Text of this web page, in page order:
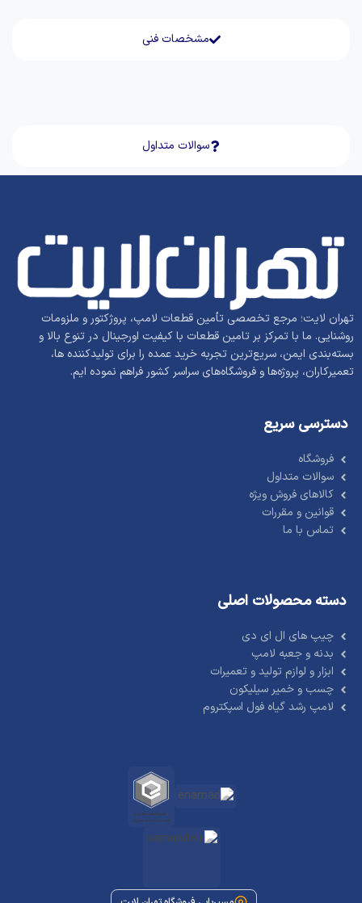
مشخصات فنی
سوالات متداول
تهران لایت؛ مرجع تخصصی تأمین قطعات لامپ، پروژکتور و ملزومات
روشنایی. ما با تمرکز بر تامین قطعات با کیفیت اورجینال در تنوع بالا و
بسته‌بندی ایمن، سریع‌ترین تجربه خرید عمده را برای تولیدکننده ها،
تعمیرکاران، پروژه‌ها و فروشگاه‌های سراسر کشور فراهم نموده ایم.
دسترسی سریع
فروشگاه
سوالات متداول
کالاهای فروش ویژه
قوانین و مقررات
تماس با ما
دسته محصولات اصلی
چیپ های ال ای دی
بدنه و جعبه لامپ
ابزار و لوازم تولید و تعمیرات
چسب و خمیر سیلیکون
لامپ رشد گیاه فول اسپکتروم